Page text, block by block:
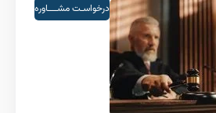
درخواسـت مشــــاوره